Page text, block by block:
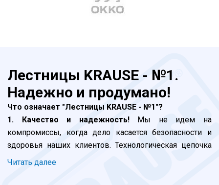
Лестницы KRAUSE - №1.
Надежно и продумано!
Что означает "Лестницы KRAUSE - №1"?
1. Качество и надежность!Мы не идем на
компромиссы, когда дело касается безопасности и
здоровья наших клиентов. Технологическая цепочка
включает в себя контроль на каждом этапе, от
Читать далее